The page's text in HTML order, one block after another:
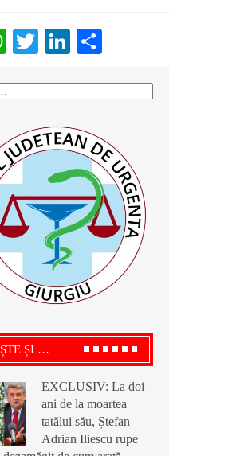
WhatsApp
TwitterLinkedIn
ȘI …
EXCLUSIV: La doi
ani de la moartea
tatălui său, Ștefan
Adrian Iliescu rupe
EXCLUSIV: La doi
ani de la moartea
tatălui său, Ștefan
Adrian Iliescu rupe
EXCLUSIV: La doi
ani de la moartea
tatălui său, Ștefan
Adrian Iliescu rupe